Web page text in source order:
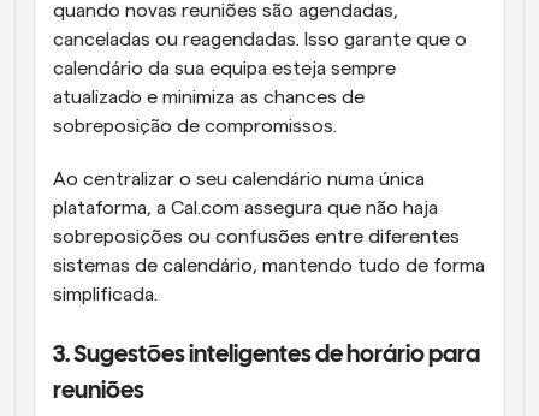
quando novas reuniões são agendadas,
canceladas ou reagendadas. Isso garante que o
calendário da sua equipa esteja sempre
atualizado e minimiza as chances de
sobreposição de compromissos.
Ao centralizar o seu calendário numa única
plataforma, a Cal.com assegura que não haja
sobreposições ou confusões entre diferentes
sistemas de calendário, mantendo tudo de forma
simplificada.
3. Sugestões inteligentes de horário para
reuniões